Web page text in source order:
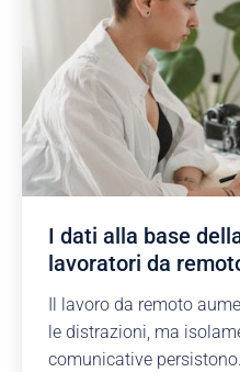
I dati alla base
lavoratori da
Il lavoro da remoto
le distrazioni, ma
comunicative